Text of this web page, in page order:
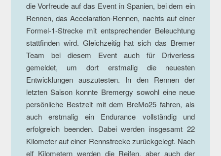
die Vorfreude auf das Event in Spanien, bei dem ein
Rennen, das Accelaration-Rennen, nachts auf einer
Formel-1-Strecke mit entsprechender Beleuchtung
stattfinden wird. Gleichzeitig hat sich das Bremer
Team bei diesem Event auch für Driverless
gemeldet, um dort erstmalig die neuesten
Entwicklungen auszutesten. In den Rennen der
letzten Saison konnte Bremergy sowohl eine neue
persönliche Bestzeit mit dem BreMo25 fahren, als
auch erstmalig ein Endurance vollständig und
erfolgreich beenden. Dabei werden insgesamt 22
Kilometer auf einer Rennstrecke zurückgelegt. Nach
elf Kilometern werden die Reifen, aber auch der